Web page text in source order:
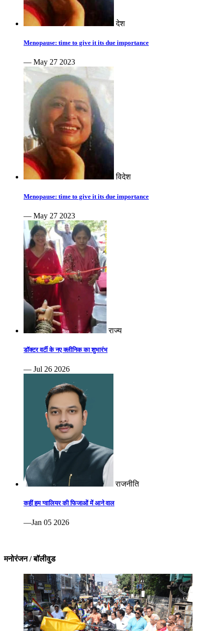
देश
Menopause: time to give it its due importance
— May 27 2023
विदेश
Menopause: time to give it its due importance
— May 27 2023
राज्य
डॉक्टर वर्टी के नए क्लीनिक का शुभारंभ
— Jul 26 2026
राजनीति
कहीं हम ग्वालियर की फिजाओं में आने वाल
—Jan 05 2026
मनोरंजन / बॉलीवुड